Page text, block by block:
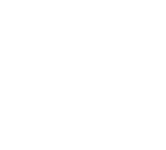
Lenjerii De Pat, Finet